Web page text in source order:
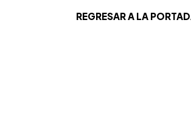
REGRESAR A LA